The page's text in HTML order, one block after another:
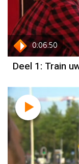
0:06:50
Deel 1: Train